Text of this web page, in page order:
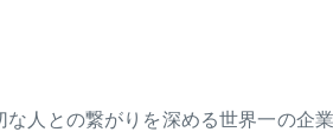
人との繋がりを深める世界一の企